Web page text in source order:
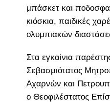
μπάσκετ και
κιόσκια, παιδικές
ολυμπιακών
Στα εγκαίνια
Σεβασμιότατος
Αχαρνών και
ο Θεοφιλέστατος